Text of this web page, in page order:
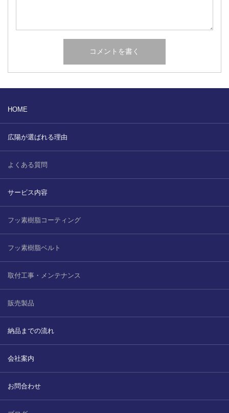
HOME
広陽が選ばれる理由
よくある質問
サービス内容
フッ素樹脂コーティング
フッ素樹脂ベルト
取付工事・メンテナンス
販売製品
納品までの流れ
会社案内
お問合わせ